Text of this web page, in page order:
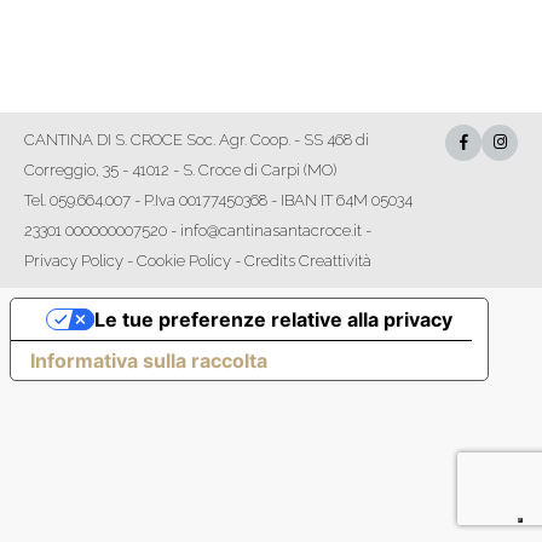
CANTINA DI S. CROCE Soc. Agr. Coop. - SS 468 di
Correggio, 35 - 41012 - S. Croce di Carpi (MO)
Tel. 059.664.007 - P.Iva 00177450368 - IBAN IT 64M 05034
23301 000000007520 - info@cantinasantacroce.it -
Privacy Policy - Cookie Policy - Credits Creattività
Informativa sulla raccolta
Le tue preferenze relative alla privacy